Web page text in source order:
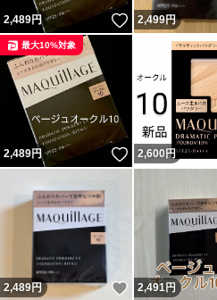
2,489円 いいね！
2,499円
2,489円 いいね！
最大10%対象
2,600 円
2,489円 いいね！
2,491円